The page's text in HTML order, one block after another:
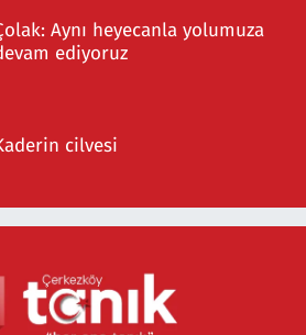
Aynı heyecanla yolumuza
ediyoruz
cilvesi